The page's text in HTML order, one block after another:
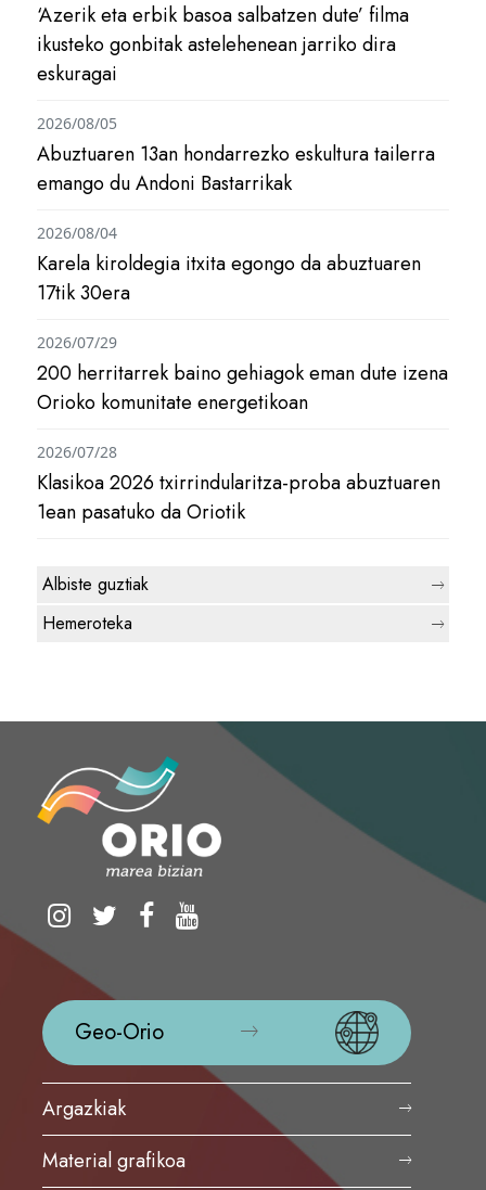
‘Azerik eta erbik basoa salbatzen dute’ filma
ikusteko gonbitak astelehenean jarriko dira
eskuragai
Abuztuaren 13an hondarrezko eskultura tailerra
emango du Andoni Bastarrikak
2026/08/05
Karela kiroldegia itxita egongo da abuztuaren
17tik 30era
2026/08/04
200 herritarrek baino gehiagok eman dute izena
Orioko komunitate energetikoan
2026/07/29
Klasikoa 2026 txirrindularitza-proba abuztuaren
1ean pasatuko da Oriotik
2026/07/28
Albiste guztiak
Hemeroteka
Geo-Orio
Argazkiak
Material grafikoa